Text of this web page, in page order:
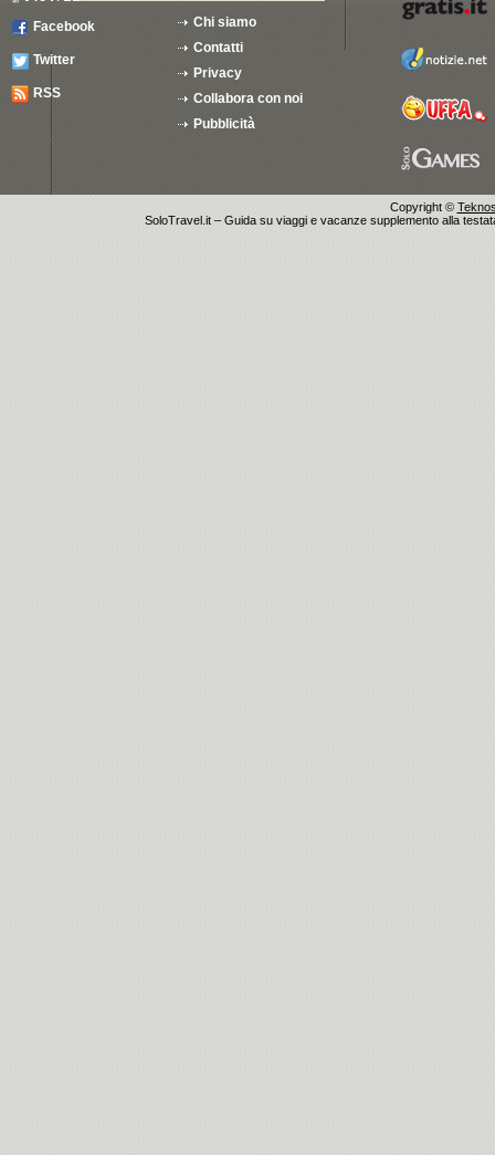
Facebook
Twitter
RSS
Chi siamo
Contatti
Privacy
Collabora con noi
Pubblicità
Copyright ©
SoloTravel.it – Guida su viaggi e vacanze supplemento alla